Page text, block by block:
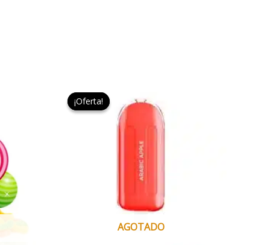
¡Oferta!
AGOTADO
¡Oferta!
original
9,95 €.